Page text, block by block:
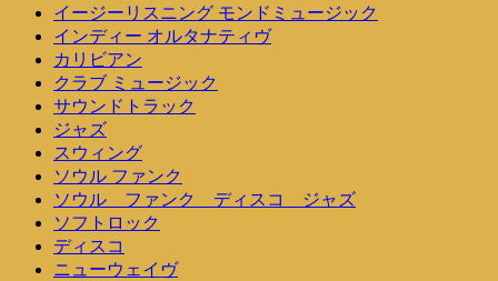
イージーリスニング モンドミュージック
インディー オルタナティヴ
カリビアン
クラブ ミュージック
サウンドトラック
ジャズ
スウィング
ソウル ファンク
ソウル ファンク ディスコ ジャズ
ソフトロック
ディスコ
ニューウェイヴ